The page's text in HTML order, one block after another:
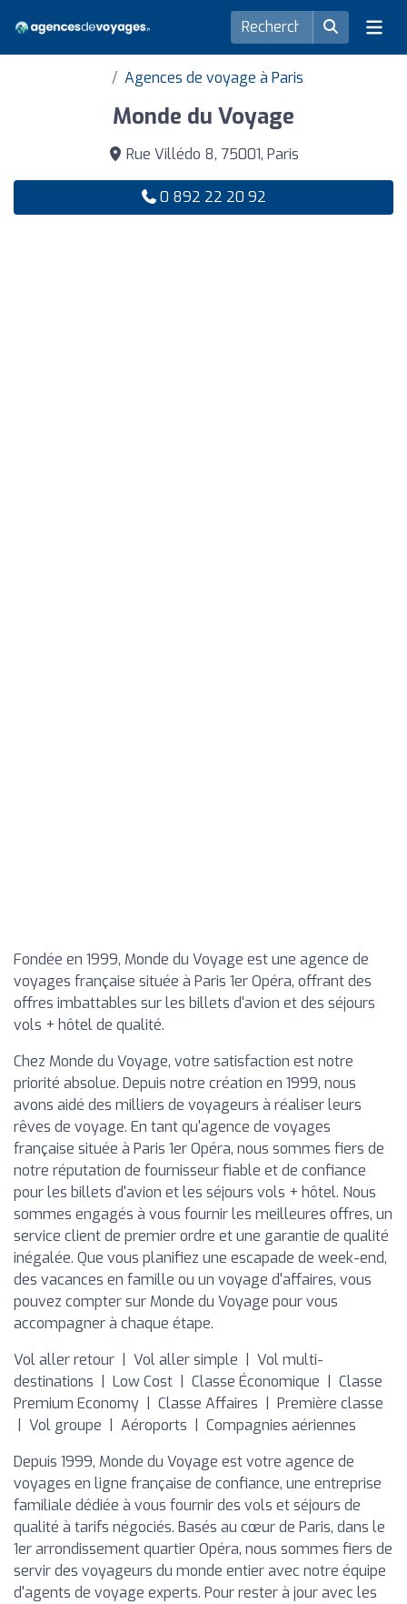
Agences de voyage à Paris
Monde du Voyage
Rue Villédo 8, 75001, Paris
0 892 22 20 92
Fondée en 1999, Monde du Voyage est une agence de
voyages française située à Paris 1er Opéra, offrant des
offres imbattables sur les billets d'avion et des séjours
vols + hôtel de qualité.
Chez Monde du Voyage, votre satisfaction est notre
priorité absolue. Depuis notre création en 1999, nous
avons aidé des milliers de voyageurs à réaliser leurs
rêves de voyage. En tant qu'agence de voyages
française située à Paris 1er Opéra, nous sommes fiers de
notre réputation de fournisseur fiable et de confiance
pour les billets d'avion et les séjours vols + hôtel. Nous
sommes engagés à vous fournir les meilleures offres, un
service client de premier ordre et une garantie de qualité
inégalée. Que vous planifiez une escapade de week-end,
des vacances en famille ou un voyage d'affaires, vous
pouvez compter sur Monde du Voyage pour vous
accompagner à chaque étape.
Vol aller retour | Vol aller simple | Vol multi-
destinations | Low Cost | Classe Économique | Classe
Premium Economy | Classe Affaires | Première classe
| Vol groupe | Aéroports | Compagnies aériennes
Depuis 1999, Monde du Voyage est votre agence de
voyages en ligne française de confiance, une entreprise
familiale dédiée à vous fournir des vols et séjours de
qualité à tarifs négociés. Basés au cœur de Paris, dans le
1er arrondissement quartier Opéra, nous sommes fiers de
servir des voyageurs du monde entier avec notre équipe
d'agents de voyage experts. Pour rester à jour avec les